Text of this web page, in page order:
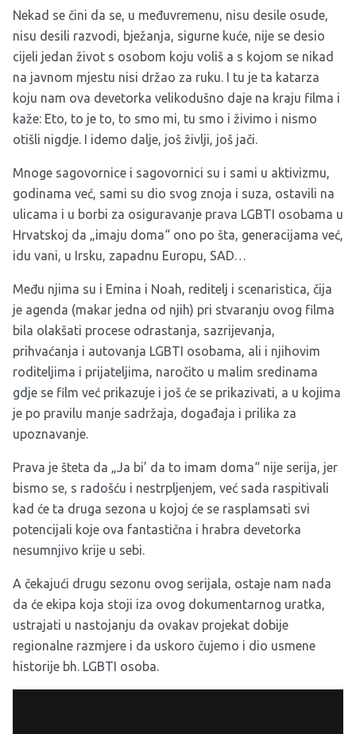
Nekad se čini da se, u međuvremenu, nisu desile osude,
nisu desili razvodi, bježanja, sigurne kuće, nije se desio
cijeli jedan život s osobom koju voliš a s kojom se nikad
na javnom mjestu nisi držao za ruku. I tu je ta katarza
koju nam ova devetorka velikodušno daje na kraju filma i
kaže: Eto, to je to, to smo mi, tu smo i živimo i nismo
otišli nigdje. I idemo dalje, još življi, još jači.
Mnoge sagovornice i sagovornici su i sami u aktivizmu,
godinama već, sami su dio svog znoja i suza, ostavili na
ulicama i u borbi za osiguravanje prava LGBTI osobama u
Hrvatskoj da „imaju doma“ ono po šta, generacijama već,
idu vani, u Irsku, zapadnu Europu, SAD…
Među njima su i Emina i Noah, reditelj i scenaristica, čija
je agenda (makar jedna od njih) pri stvaranju ovog filma
bila olakšati procese odrastanja, sazrijevanja,
prihvaćanja i autovanja LGBTI osobama, ali i njihovim
roditeljima i prijateljima, naročito u malim sredinama
gdje se film već prikazuje i još će se prikazivati, a u kojima
je po pravilu manje sadržaja, događaja i prilika za
upoznavanje.
Prava je šteta da „Ja bi’ da to imam doma“ nije serija, jer
bismo se, s radošću i nestrpljenjem, već sada raspitivali
kad će ta druga sezona u kojoj će se rasplamsati svi
potencijali koje ova fantastična i hrabra devetorka
nesumnjivo krije u sebi.
A čekajući drugu sezonu ovog serijala, ostaje nam nada
da će ekipa koja stoji iza ovog dokumentarnog uratka,
ustrajati u nastojanju da ovakav projekat dobije
regionalne razmjere i da uskoro čujemo i dio usmene
historije bh. LGBTI osoba.